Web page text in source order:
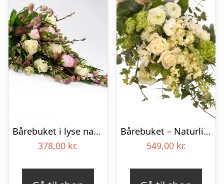
Bårebuket i lyse naturfarver – Blomster til begravelse
378,00 kr.
Bårebuket – Naturlig hvid
549,00 kr.